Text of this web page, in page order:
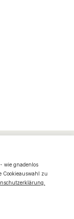
wie gnadenlos
Cookieauswahl zu